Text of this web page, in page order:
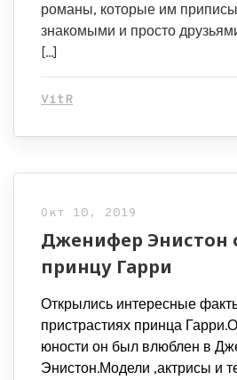
романы, которые им
знакомыми и просто
[…]
VitR
Окт 10, 2019
Дженифер Энистон
принцу Гарри
Открылись интересные
пристрастиях принца
юности он был влюблен в
Энистон.Модели ,актрисы и